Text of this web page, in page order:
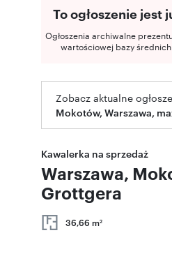
To ogłoszenie jest
Ogłoszenia archiwalne
wartościowej bazy
Zobacz aktualne
Mokotów, Warszawa,
Kawalerka na sprzedaż
Warszawa,
Grottgera
36,66 m2